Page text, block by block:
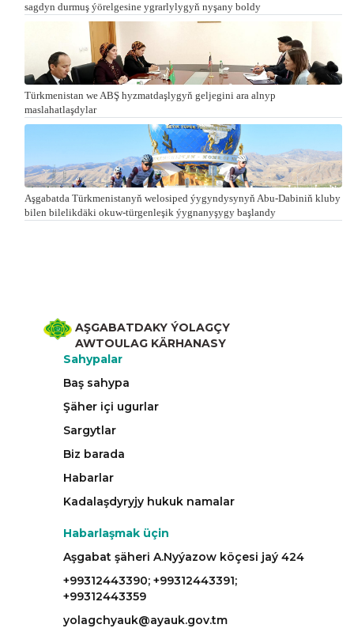
sagdyn durmuş ýörelgesine ygrarlylygyň nyşany boldy
Türkmenistan we ABŞ hyzmatdaşlygyň geljegini ara alnyp
maslahatlaşdylar
Aşgabatda Türkmenistanyň welosiped ýygyndysynyň Abu-Dabiniň kluby
bilen bilelikdäki okuw-türgenleşik ýygnanyşygy başlandy
AŞGABATDAKY ÝOLAGÇY
AWTOULAG KÄRHANASY
Sahypalar
Baş sahypa
Şäher içi ugurlar
Sargytlar
Biz barada
Habarlar
Kadalaşdyryjy hukuk namalar
Habarlaşmak üçin
Aşgabat şäheri A.Nyýazow köçesi jaý 424
+99312443390; +99312443391;
+99312443359
yolagchyauk@ayauk.gov.tm